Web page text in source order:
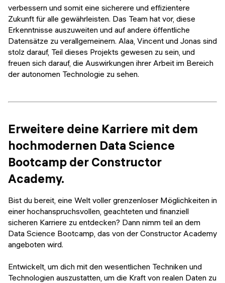
verbessern und somit eine sicherere und effizientere
Zukunft für alle gewährleisten. Das Team hat vor, diese
Erkenntnisse auszuweiten und auf andere öffentliche
Datensätze zu verallgemeinern. Alaa, Vincent und Jonas sind
stolz darauf, Teil dieses Projekts gewesen zu sein, und
freuen sich darauf, die Auswirkungen ihrer Arbeit im Bereich
der autonomen Technologie zu sehen.
Erweitere deine Karriere mit dem
hochmodernen Data Science
Bootcamp der Constructor
Academy.
Bist du bereit, eine Welt voller grenzenloser Möglichkeiten in
einer hochanspruchsvollen, geachteten und finanziell
sicheren Karriere zu entdecken? Dann nimm teil an dem
Data Science Bootcamp, das von der Constructor Academy
angeboten wird.
Entwickelt, um dich mit den wesentlichen Techniken und
Technologien auszustatten, um die Kraft von realen Daten zu